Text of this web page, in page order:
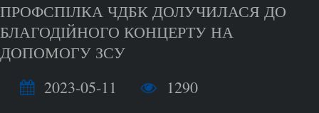
ПРОФСПІЛКА ЧДБК ДОЛУЧИЛАСЯ ДО
БЛАГОДІЙНОГО КОНЦЕРТУ НА
ДОПОМОГУ ЗСУ
2023-05-11
1290